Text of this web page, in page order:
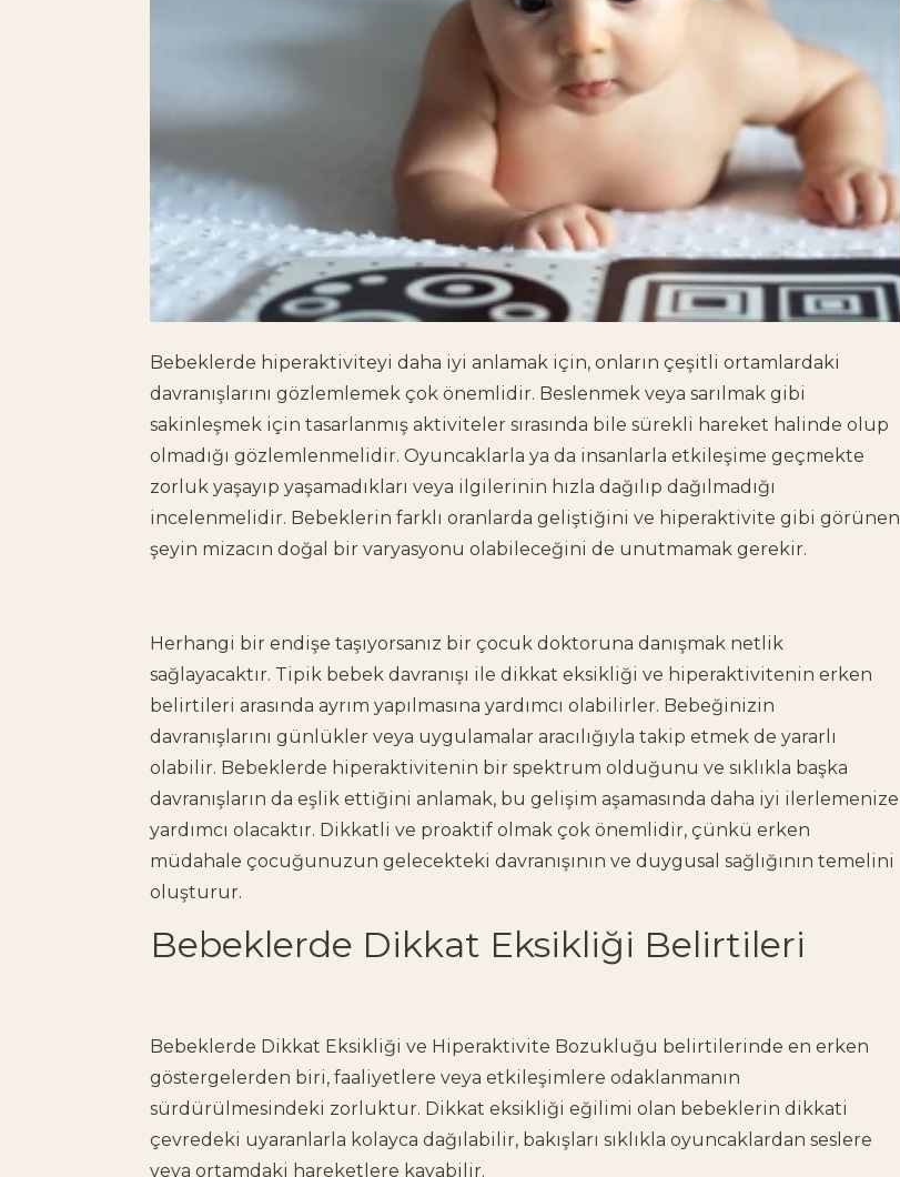
Bebeklerde hiperaktiviteyi daha iyi anlamak için, onların çeşitli ortamlardaki
davranışlarını gözlemlemek çok önemlidir. Beslenmek veya sarılmak gibi
sakinleşmek için tasarlanmış aktiviteler sırasında bile sürekli hareket halinde olup
olmadığı gözlemlenmelidir. Oyuncaklarla ya da insanlarla etkileşime geçmekte
zorluk yaşayıp yaşamadıkları veya ilgilerinin hızla dağılıp dağılmadığı
incelenmelidir. Bebeklerin farklı oranlarda geliştiğini ve hiperaktivite gibi görünen
şeyin mizacın doğal bir varyasyonu olabileceğini de unutmamak gerekir.
Herhangi bir endişe taşıyorsanız bir çocuk doktoruna danışmak netlik
sağlayacaktır. Tipik bebek davranışı ile dikkat eksikliği ve hiperaktivitenin erken
belirtileri arasında ayrım yapılmasına yardımcı olabilirler. Bebeğinizin
davranışlarını günlükler veya uygulamalar aracılığıyla takip etmek de yararlı
olabilir. Bebeklerde hiperaktivitenin bir spektrum olduğunu ve sıklıkla başka
davranışların da eşlik ettiğini anlamak, bu gelişim aşamasında daha iyi ilerlemenize
yardımcı olacaktır. Dikkatli ve proaktif olmak çok önemlidir, çünkü erken
müdahale çocuğunuzun gelecekteki davranışının ve duygusal sağlığının temelini
oluşturur.
Bebeklerde Dikkat Eksikliği Belirtileri
Bebeklerde Dikkat Eksikliği ve Hiperaktivite Bozukluğu belirtilerinde en erken
göstergelerden biri, faaliyetlere veya etkileşimlere odaklanmanın
sürdürülmesindeki zorluktur. Dikkat eksikliği eğilimi olan bebeklerin dikkati
çevredeki uyaranlarla kolayca dağılabilir, bakışları sıklıkla oyuncaklardan seslere
veya ortamdaki hareketlere kayabilir.